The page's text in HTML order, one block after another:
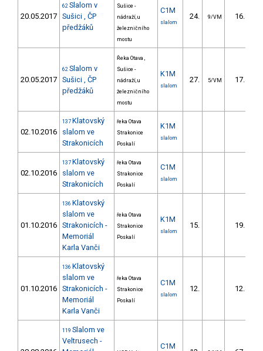
20.05.2017
62 Slalom v
Sušici , ČP
předžáků
Sušice -
nádraží, u
železničního
mostu
C1M
slalom
24. 9/VM 16.83
20.05.2017
62 Slalom v
Sušici , ČP
předžáků
Řeka Otava ,
Sušice -
nádraží, u
železničního
mostu
K1M
slalom
27. 5/VM 17.40
02.10.2016
137 Klatovský
slalom ve
Strakonicích
řeka Otava
Strakonice
Poskalí
K1M
slalom
02.10.2016
137 Klatovský
slalom ve
Strakonicích
řeka Otava
Strakonice
Poskalí
C1M
slalom
01.10.2016
136 Klatovský
slalom ve
Strakonicích -
Memoriál
Karla Vanči
řeka Otava
Strakonice
Poskalí
K1M
slalom
15. 19.19
01.10.2016
136 Klatovský
slalom ve
Strakonicích -
Memoriál
Karla Vanči
řeka Otava
Strakonice
Poskalí
C1M
slalom
12. 12.86
119 Slalom ve
Veltrusech -
C1M